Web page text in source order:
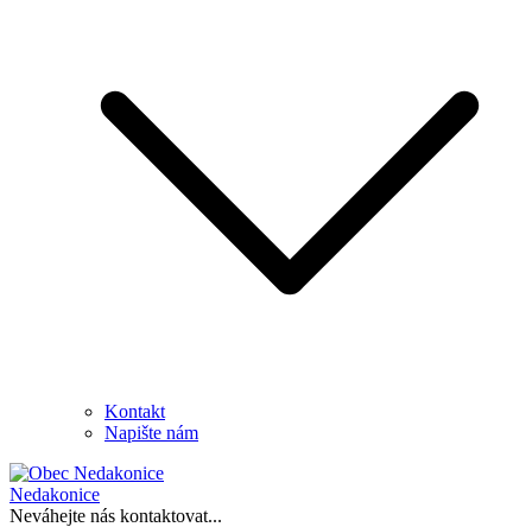
Kontakt
Napište nám
Nedakonice
Neváhejte nás kontaktovat...